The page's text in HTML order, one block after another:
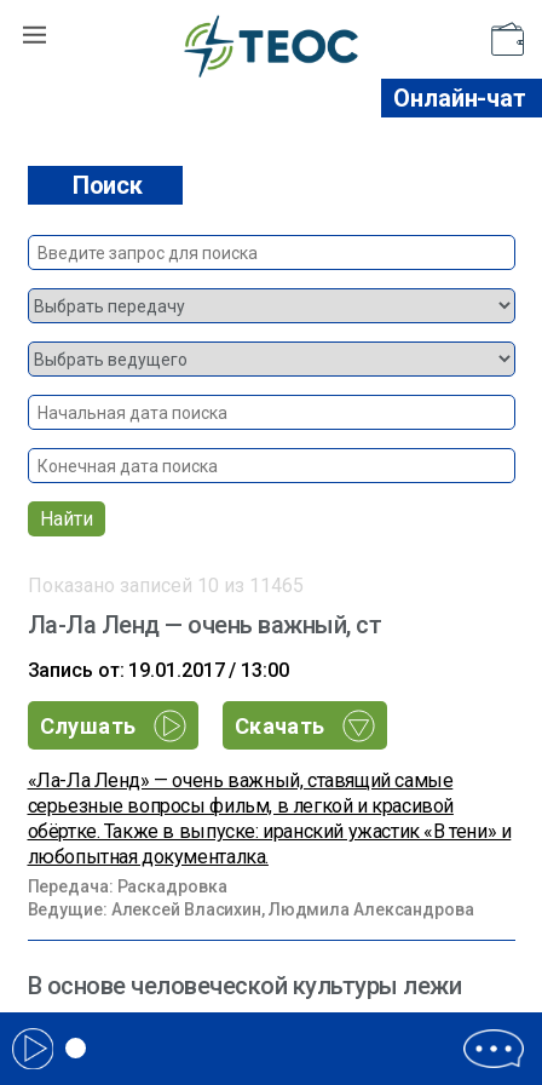
Онлайн-чат
Поиск
Найти
Показано записей 10 из 11465
Ла-Ла Ленд — очень важный, ст
Запись от: 19.01.2017 / 13:00
Слушать Скачать
«Ла-Ла Ленд» — очень важный, ставящий самые
серьезные вопросы фильм, в легкой и красивой
обёртке. Также в выпуске: иранский ужастик «В тени» и
любопытная документалка.
Передача: Раскадровка
Ведущие: Алексей Власихин, Людмила Александрова
В основе человеческой культуры лежи
Запись от: 20.01.2017 / 08:00